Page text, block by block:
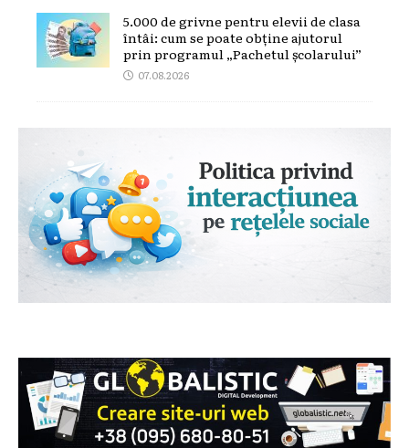
5.000 de grivne pentru elevii de clasa
întâi: cum se poate obține ajutorul
prin programul „Pachetul școlarului”
07.08.2026